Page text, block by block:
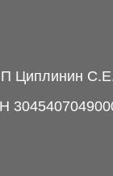
Циплинин